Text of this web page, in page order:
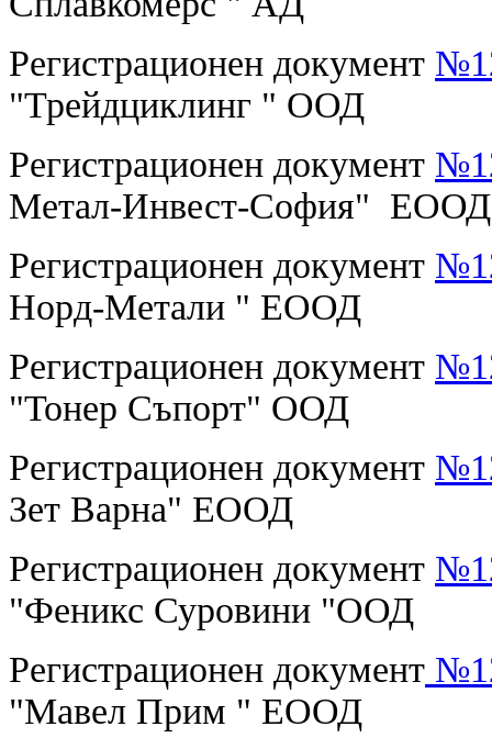
Регистрационен документ
"Трейдциклинг " ООД
Регистрационен документ
Метал-Инвест-София" ЕООД
Регистрационен документ
Норд-Метали " ЕООД
Регистрационен документ
"Тонер Съпорт" ООД
Регистрационен документ
Зет Варна" ЕООД
Регистрационен документ
"Феникс Суровини "ООД
Регистрационен документ
"Мавел Прим " ЕООД